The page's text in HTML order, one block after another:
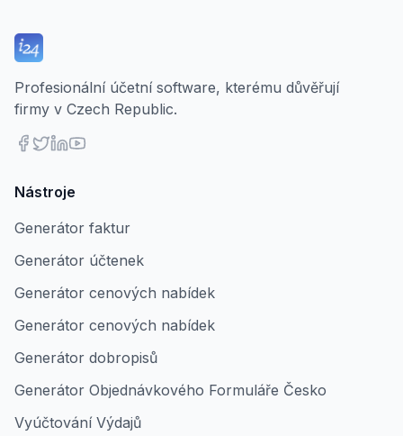
Profesionální účetní software, kterému důvěřují
firmy v Czech Republic.
Nástroje
Generátor faktur
Generátor účtenek
Generátor cenových nabídek
Generátor cenových nabídek
Generátor dobropisů
Generátor Objednávkového Formuláře Česko
Vyúčtování Výdajů